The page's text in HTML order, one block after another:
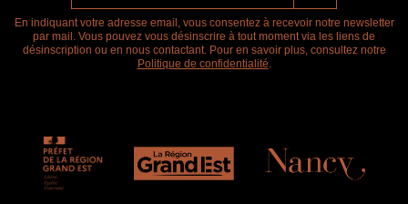
En indiquant votre adresse email, vous consentez à recevoir notre newsletter
par mail. Vous pouvez vous désinscrire à tout moment via les liens de
désinscription ou en nous contactant. Pour en savoir plus, consultez notre
Politique de confidentialité.